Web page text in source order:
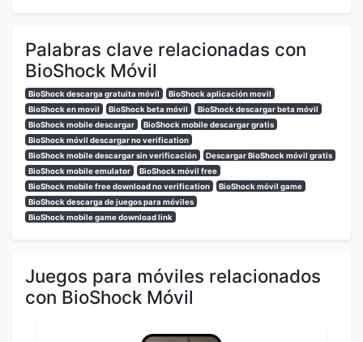
Palabras clave relacionadas con
BioShock Móvil
BioShock descarga gratuita móvil
BioShock aplicación movil
BioShock en movil
BioShock beta móvil
BioShock descargar beta móvil
BioShock mobile descargar
BioShock mobile descargar gratis
BioShock móvil descargar no verification
BioShock mobile descargar sin verificación
Descargar BioShock móvil gratis
BioShock mobile emulator
BioShock móvil free
BioShock mobile free download no verification
BioShock móvil game
BioShock descarga de juegos para móviles
BioShock mobile game download link
Juegos para móviles relacionados
con BioShock Móvil